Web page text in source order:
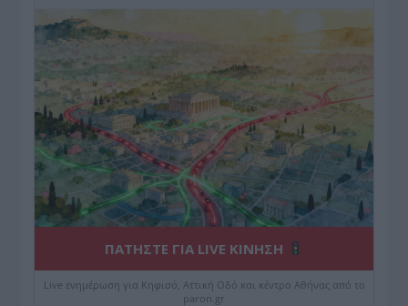
ΠΑΤΗΣΤΕ ΓΙΑ LIVE ΚΙΝΗΣΗ
Live ενημέρωση για Κηφισό, Αττική Οδό και κέντρο Αθήνας από το
paron.gr